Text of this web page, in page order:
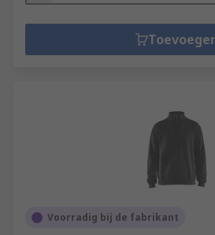
Voorradig bij de fabrikant